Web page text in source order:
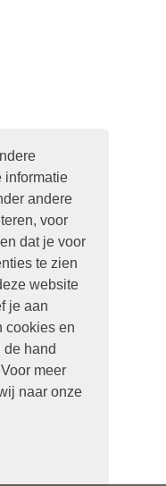
informatie
andere
voor
dat je voor
te zien
website
je aan
cookies en
de hand
meer
naar onze